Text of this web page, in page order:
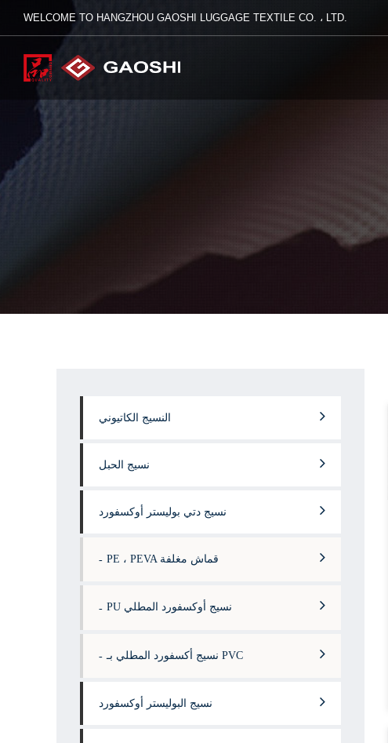
WELCOME TO HANGZHOU GAOSHI LUGGAGE TEXTILE CO. ، LTD.
النسيج الكاتيوني
نسيج الحبل
نسيج دتي بوليستر أوكسفورد
PE ، PEVA قماش مغلفة
PU نسيج أوكسفورد المطلي
نسيج أكسفورد المطلي بـ PVC
نسيج البوليستر أوكسفورد